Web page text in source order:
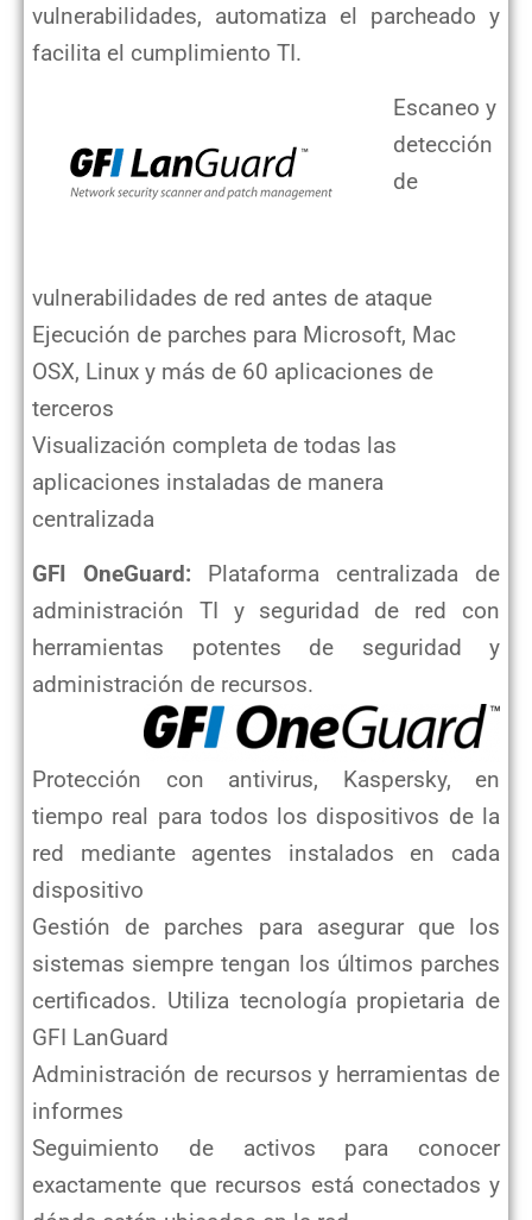
vulnerabilidades, automatiza el parcheado y
facilita el cumplimiento TI.
Escaneo y
detección
de
vulnerabilidades de red antes de ataque
Ejecución de parches para Microsoft, Mac
OSX, Linux y más de 60 aplicaciones de
terceros
Visualización completa de todas las
aplicaciones instaladas de manera
centralizada
GFI OneGuard: Plataforma centralizada de
administración TI y seguridad de red con
herramientas potentes de seguridad y
administración de recursos.
Protección con antivirus, Kaspersky, en
tiempo real para todos los dispositivos de la
red mediante agentes instalados en cada
dispositivo
Gestión de parches para asegurar que los
sistemas siempre tengan los últimos parches
certificados. Utiliza tecnología propietaria de
GFI LanGuard
Administración de recursos y herramientas de
informes
Seguimiento de activos para conocer
exactamente que recursos está conectados y